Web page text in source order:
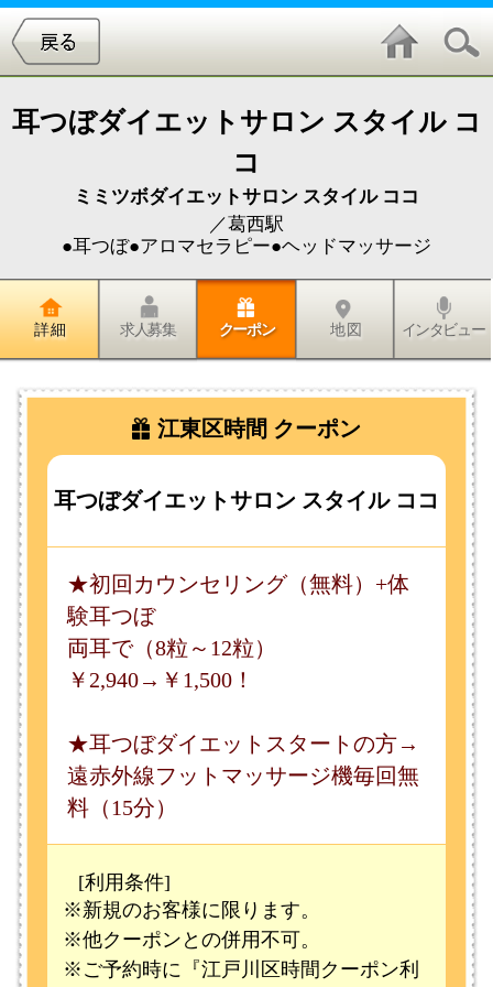
コ
●耳つぼ●アロマセラピー●ヘッドマッサージ
求人募集 地 図 インタビュー
江東区時間 クーポン
耳つぼダイエットサロン スタイル ココ
★初回カウンセリング（無料）+体
両耳で（8粒～12粒）
￥2,940→￥1,500！
料（15分）
[利用条件]
※新規のお客様に限ります。
※他クーポンとの併用不可。
※ご予約時に『江戸川区時間クーポン利
有効期限
2026年8月 9日～2026年8月25日まで
ご来店の際には、このページをご提示ください。
江戸川区時間 墨田区時間 葛飾区時間
表示： PC|モバイル